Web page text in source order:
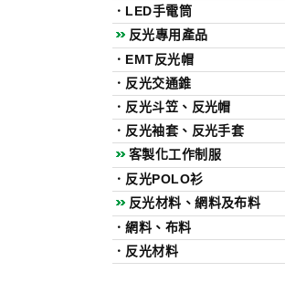
． LED手電筒
反光專用產品
． EMT反光帽
． 反光交通錐
． 反光斗笠、反光帽
． 反光袖套、反光手套
客製化工作制服
． 反光POLO衫
反光材料、網料及布料
．網料、布料
． 反光材料